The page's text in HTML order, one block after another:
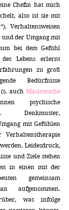
Chefin hat mich
also ist sie mit
Verhaltensweisen
und der Umgang mit
bei dem Gefühl
Lebens erlernt
zu groß
Bedürfnisse
auch Maslowsche
psychische
Denkmuster,
mit Gefühlen
Leidesdruck,
und Ziele stehen
in einen mit der
gemeinsam
aufgenommen.
was infolge